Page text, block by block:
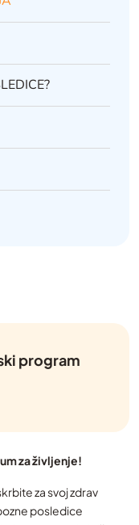
program
za življenje!
za svoj zdrav
posledice